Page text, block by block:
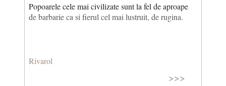
Popoarele cele mai civilizate sunt la fel de aproape
de barbarie ca si fierul cel mai lustruit, de rugina.
Rivarol
>>>